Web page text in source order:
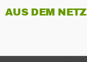
AUS DEM NETZ